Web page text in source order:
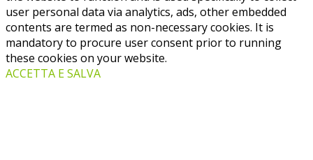
user personal data via analytics, ads, other embedded
contents are termed as non-necessary cookies. It is
mandatory to procure user consent prior to running
these cookies on your website.
ACCETTA E SALVA